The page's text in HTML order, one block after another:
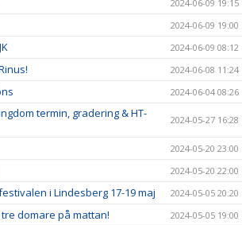
2024-06-09 19:15
2024-06-09 19:00
2024-06-09 08:12
2024-06-08 11:24
2024-06-04 08:26
termin, gradering & HT-
2024-05-27 16:28
2024-05-20 23:00
2024-05-20 22:00
i Lindesberg 17-19 maj 2024-05-05 20:20
domare på mattan! 2024-05-05 19:00